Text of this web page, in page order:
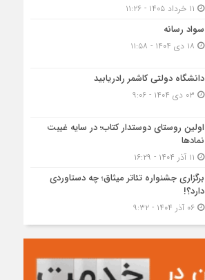
سواد رسانه
دانشگاه دولتی کاشمر‌ رادریابید
اولین روستای دوستدار کتاب؛ در سایه غیبت
نمادها
برگزاری جشنواره تئاتر میثاق؛ چه دستاوردی
دارد؟!
۰۶ آذر ۱۴۰۴ - ۹:۳۲